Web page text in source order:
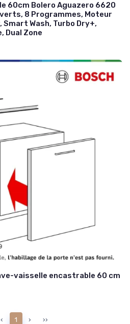
60cm Bolero Aguazero 6620
8 Programmes, Moteur
Wash, Turbo Dry+,
Dual Zone
vaisselle encastrable 60 cm
‹ 1 › ››